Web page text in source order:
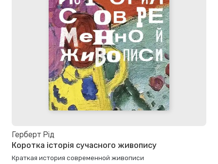
Герберт Рід
Коротка історія сучасного живопису
Краткая история современной живописи